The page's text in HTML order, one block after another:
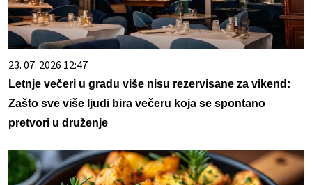
23. 07. 2026 12:47
Letnje večeri u gradu više nisu rezervisane za vikend:
Zašto sve više ljudi bira večeru koja se spontano
pretvori u druženje